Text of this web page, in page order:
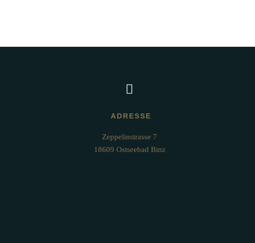
ADRESSE
Zeppelinstrasse 7
18609 Ostseebad Binz